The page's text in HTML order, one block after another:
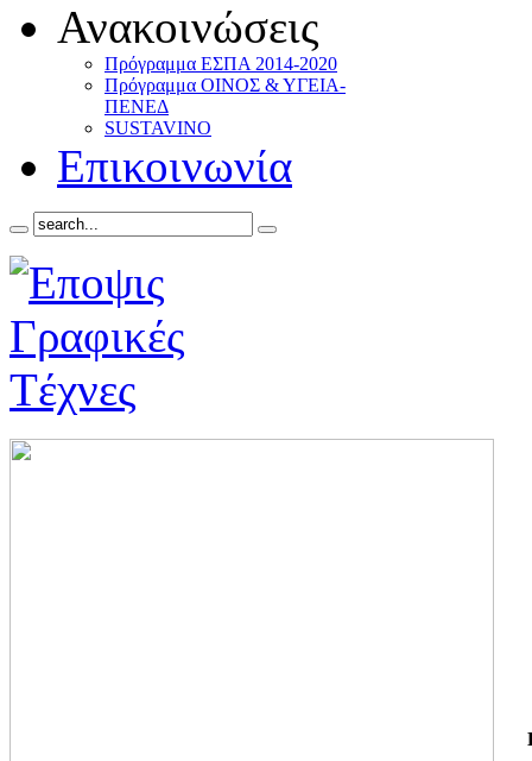
Ανακοινώσεις
Πρόγραμμα ΕΣΠΑ 2014-2020
Πρόγραμμα ΟΙΝΟΣ & ΥΓΕΙΑ-
ΠΕΝΕΔ
SUSTAVINO
Επικοινωνία